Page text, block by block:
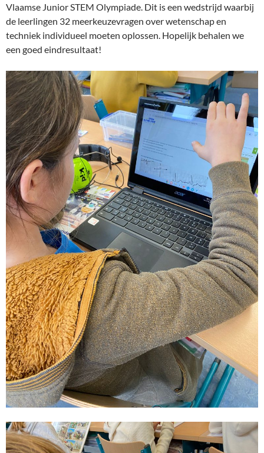
Vlaamse Junior STEM Olympiade. Dit is een wedstrijd waarbij
de leerlingen 32 meerkeuzevragen over wetenschap en
techniek individueel moeten oplossen. Hopelijk behalen we
een goed eindresultaat!